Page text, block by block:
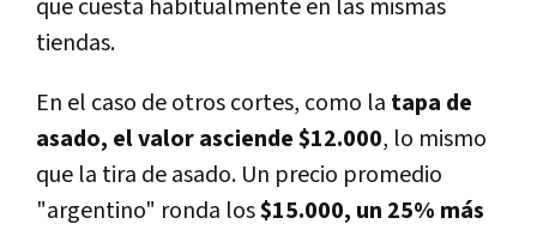
que cuesta habitualmente en las mismas
tiendas.
En el caso de otros cortes, como la tapa de
asado, el valor asciende $12.000, lo mismo
que la tira de asado. Un precio promedio
"argentino" ronda los$15.000, un 25% más